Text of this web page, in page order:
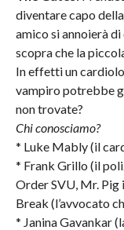
diventare capo
amico si annoierà di
scopra che la
In effetti un
vampiro potrebbe
non trovate?
Chi conosciamo?
* Luke Mably (il
* Frank Grillo (il
Order SVU, Mr. Pig
Break (l’avvocato
* Janina Gavankar